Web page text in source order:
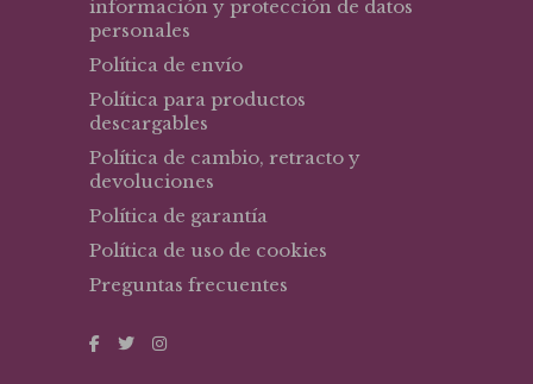
información y protección de datos
personales
Política de envío
Política para productos
descargables
Política de cambio, retracto y
devoluciones
Política de garantía
Política de uso de cookies
Preguntas frecuentes